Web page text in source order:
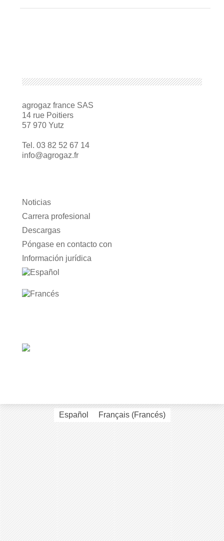
agrogaz france SAS
14 rue Poitiers
57 970 Yutz
Tel. 03 82 52 67 14
info@agrogaz.fr
Noticias
Carrera profesional
Descargas
Póngase en contacto con
Información jurídica
Español Français(Francés)